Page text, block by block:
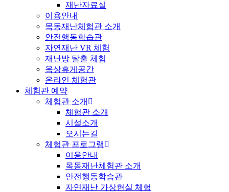
재난자료실
이용안내
목동재난체험관 소개
안전행동학습관
자연재난 VR 체험
재난방 탈출 체험
옥상휴게공간
온라인 체험관
체험관 예약
체험관 소개
체험관 소개
시설소개
오시는길
체험관 프로그램
이용안내
목동재난체험관 소개
안전행동학습관
자연재난 가상현실 체험